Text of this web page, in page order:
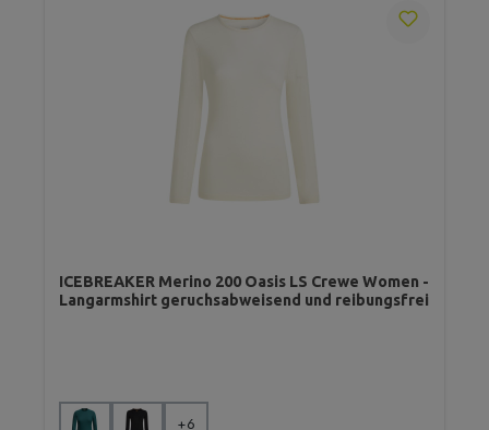
ICEBREAKER Merino 200 Oasis LS Crewe Women -
Langarmshirt geruchsabweisend und reibungsfrei
Farbe auswählen
+6